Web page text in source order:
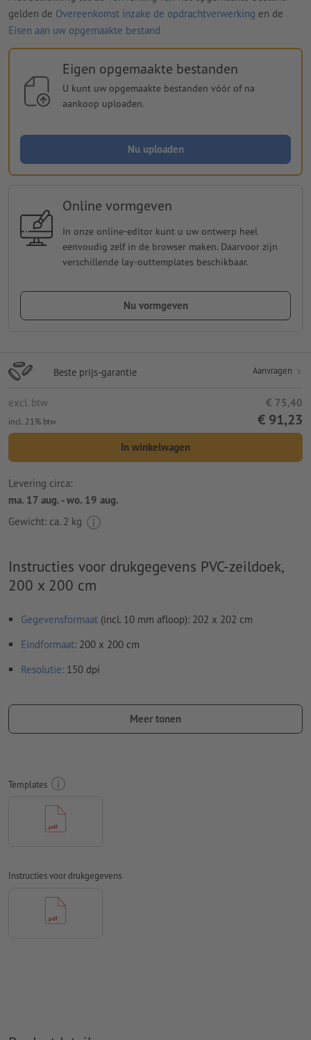
gelden de Overeenkomst inzake de opdrachtverwerking en de
Eisen aan uw opgemaakte bestand
Eigen opgemaakte bestanden
U kunt uw opgemaakte bestanden vóór of na
aankoop uploaden.
Nu uploaden
Online vormgeven
In onze online-editor kunt u uw ontwerp heel
eenvoudig zelf in de browser maken. Daarvoor zijn
verschillende lay-outtemplates beschikbaar.
Nu vormgeven
Beste prijs-garantie Aanvragen
excl. btw € 75,40
incl. 21% btw € 91,23
In winkelwagen
Levering circa:
ma. 17 aug. - wo. 19 aug.
Gewicht: ca. 2 kg
Instructies voor drukgegevens PVC-zeildoek,
200 x 200 cm
Gegevensformaat (incl. 10 mm afloop): 202 x 202 cm
Eindformaat: 200 x 200 cm
Resolutie: 150 dpi
Lettertypesmoeten volledig worden ingesloten of omgezet
Kleurmodus:
Spel- en zetfouten
Overdrukinstellingen
Inhoud vanformuliervelden
Hoe maak ik afdrukgegevens correct?
Meer tonen
Templates
Instructies voor drukgegevens